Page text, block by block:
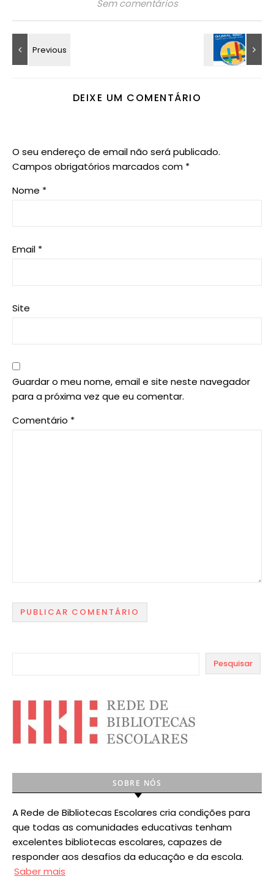
Sem comentários
DEIXE UM COMENTÁRIO
O seu endereço de email não será publicado.
Campos obrigatórios marcados com *
Nome *
Email *
Site
Guardar o meu nome, email e site neste navegador
para a próxima vez que eu comentar.
Comentário *
Pesquisar
SOBRE NÓS
A Rede de Bibliotecas Escolares cria condições para
que todas as comunidades educativas tenham
excelentes bibliotecas escolares, capazes de
responder aos desafios da educação e da escola.
Saber mais